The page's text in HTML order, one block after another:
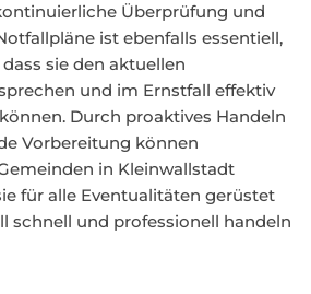
Überprüfung und
ist ebenfalls essentiell,
sie den aktuellen
und im Ernstfall effektiv
Durch proaktives Handeln
Vorbereitung können
in Kleinwallstadt
für alle Eventualitäten gerüstet
schnell und professionell handeln